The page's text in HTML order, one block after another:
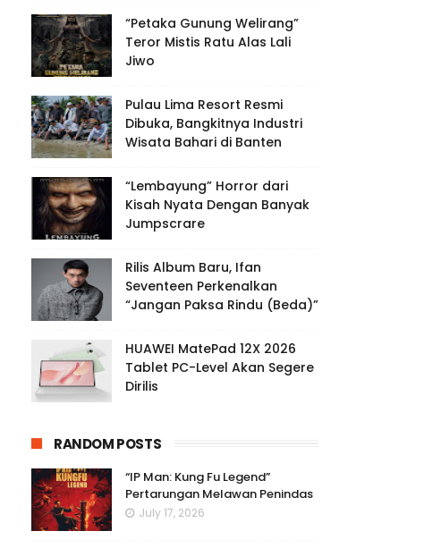
“Petaka Gunung Welirang”
Teror Mistis Ratu Alas Lali
Jiwo
Pulau Lima Resort Resmi
Dibuka, Bangkitnya Industri
Wisata Bahari di Banten
“Lembayung” Horror dari
Kisah Nyata Dengan Banyak
Jumpscrare
Rilis Album Baru, Ifan
Seventeen Perkenalkan
“Jangan Paksa Rindu (Beda)”
HUAWEI MatePad 12X 2026
Tablet PC-Level Akan Segere
Dirilis
RANDOM POSTS
“IP Man: Kung Fu Legend”
Pertarungan Melawan Penindas
July 17, 2026